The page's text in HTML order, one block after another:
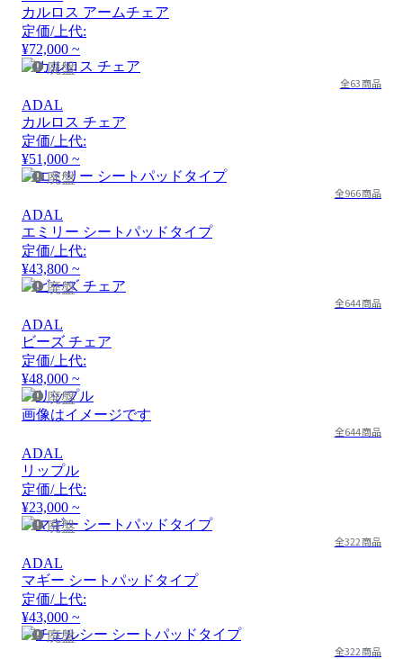
カルロス アームチェア
定価/上代:
¥72,000 ~
廃盤
全63商品
ADAL
カルロス チェア
定価/上代:
¥51,000 ~
廃盤
全966商品
ADAL
エミリー シートパッドタイプ
定価/上代:
¥43,800 ~
廃盤
全644商品
ADAL
ビーズ チェア
定価/上代:
¥48,000 ~
廃盤
画像はイメージです
全644商品
ADAL
リップル
定価/上代:
¥23,000 ~
廃盤
全322商品
ADAL
マギー シートパッドタイプ
定価/上代:
¥43,000 ~
廃盤
全322商品